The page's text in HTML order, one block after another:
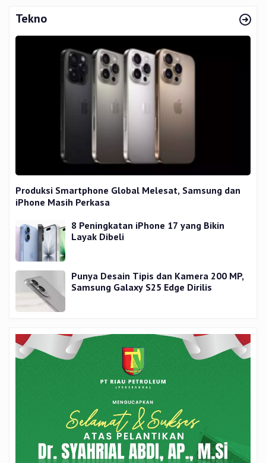
Tekno
Produksi Smartphone Global Melesat, Samsung dan
iPhone Masih Perkasa
8 Peningkatan iPhone 17 yang Bikin
Layak Dibeli
Punya Desain Tipis dan Kamera 200 MP,
Samsung Galaxy S25 Edge Dirilis